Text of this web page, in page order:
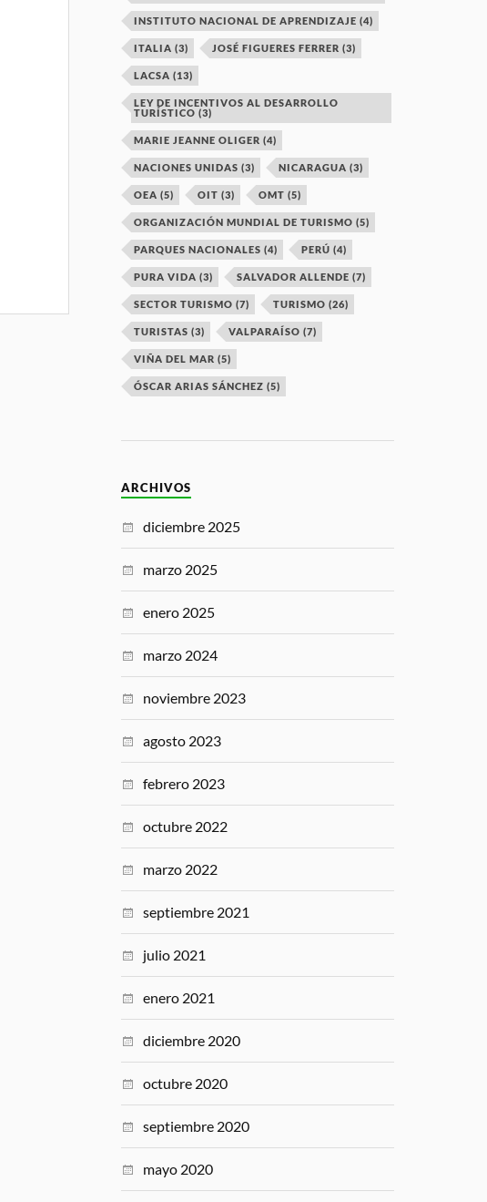
INSTITUTO NACIONAL DE APRENDIZAJE (4)
ITALIA (3) JOSÉ FIGUERES FERRER (3)
LACSA (13)
LEY DE INCENTIVOS AL DESARROLLO
TURÍSTICO (3)
MARIE JEANNE OLIGER (4)
NACIONES UNIDAS (3) NICARAGUA (3)
OEA (5) OIT (3) OMT (5)
ORGANIZACIÓN MUNDIAL DE TURISMO (5)
PARQUES NACIONALES (4) PERÚ (4)
PURA VIDA (3) SALVADOR ALLENDE (7)
SECTOR TURISMO (7) TURISMO (26)
TURISTAS (3) VALPARAÍSO (7)
VIÑA DEL MAR (5)
ÓSCAR ARIAS SÁNCHEZ (5)
ARCHIVOS
diciembre 2025
marzo 2025
enero 2025
marzo 2024
noviembre 2023
agosto 2023
febrero 2023
octubre 2022
marzo 2022
septiembre 2021
julio 2021
enero 2021
diciembre 2020
octubre 2020
septiembre 2020
mayo 2020